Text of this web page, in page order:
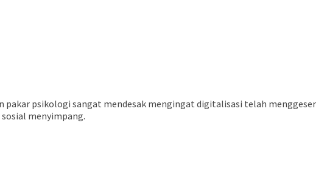
pakar psikologi sangat mendesak mengingat digitalisasi telah menggeser
menyimpang.